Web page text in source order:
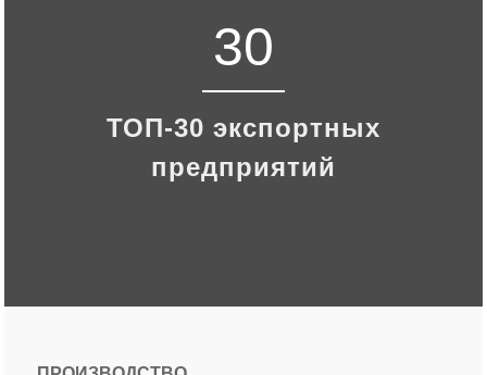
30
ТОП-30 экспортных
предприятий